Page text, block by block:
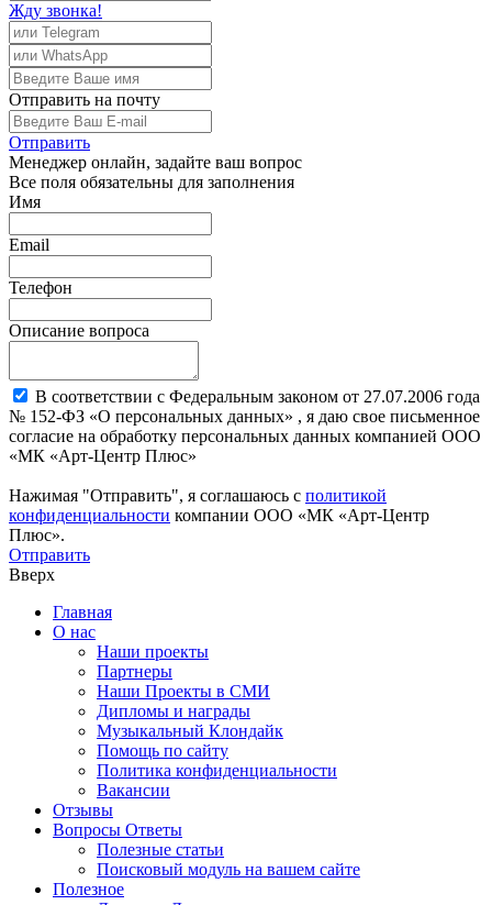
Жду звонка!
Отправить на почту
Отправить
Менеджер онлайн, задайте ваш вопрос
Все поля обязательны для заполнения
Имя
Email
Телефон
Описание вопроса
В соответствии с Федеральным законом от 27.07.2006 года
№ 152-ФЗ «О персональных данных» , я даю свое письменное
согласие на обработку персональных данных компанией ООО
«МК «Арт-Центр Плюс»
Нажимая "Отправить", я соглашаюсь с политикой
конфиденциальности компании ООО «МК «Арт-Центр
Плюс».
Отправить
Вверх
Главная
О нас
Наши проекты
Партнеры
Наши Проекты в СМИ
Дипломы и награды
Музыкальный Клондайк
Помощь по сайту
Политика конфиденциальности
Вакансии
Отзывы
Вопросы Ответы
Полезные статьи
Поисковый модуль на вашем сайте
Полезное